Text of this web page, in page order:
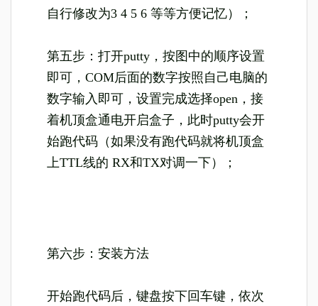
自行修改为3 4 5 6 等等方便记忆）；
第五步：打开putty，按图中的顺序设置
即可，COM后面的数字按照自己电脑的
数字输入即可，设置完成选择open，接
着机顶盒通电开启盒子，此时putty会开
始跑代码（如果没有跑代码就将机顶盒
上TTL线的 RX和TX对调一下）；
第六步：安装方法
开始跑代码后，键盘按下回车键，依次